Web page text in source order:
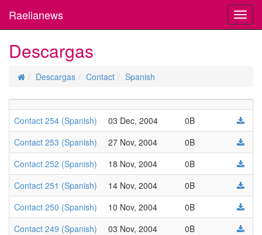
Raelianews
Descargas
Descargas Contact Spanish
Contact 254 (Spanish) 03 Dec, 2004
0B
Contact 253 (Spanish)
27 Nov, 2004
0B
Contact 252 (Spanish)
18 Nov, 2004
0B
Contact 251 (Spanish)
14 Nov, 2004
0B
Contact 250 (Spanish)
10 Nov, 2004
0B
Contact 249 (Spanish)
03 Nov, 2004
0B